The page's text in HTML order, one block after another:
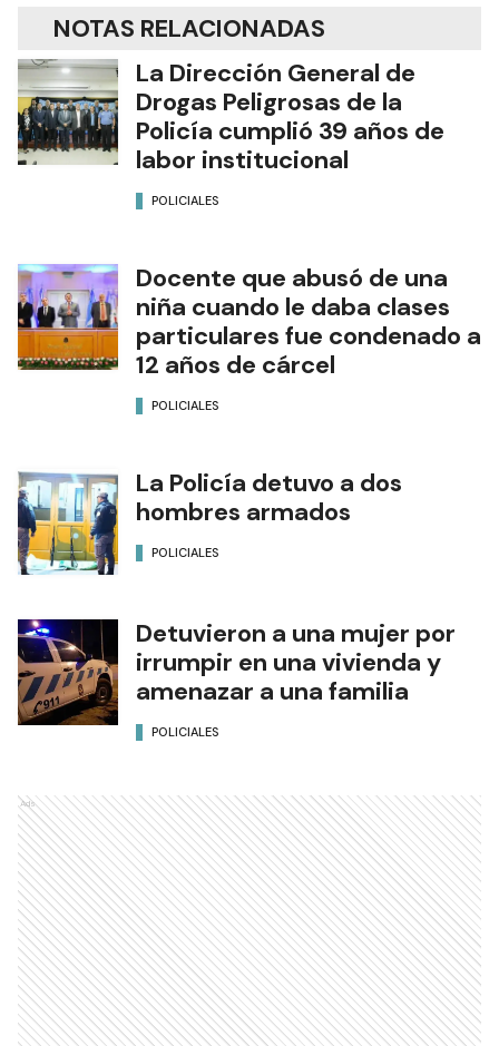
NOTAS RELACIONADAS
La Dirección General de
Drogas Peligrosas de la
Policía cumplió 39 años de
labor institucional
POLICIALES
Docente que abusó de una
niña cuando le daba clases
particulares fue condenado a
12 años de cárcel
POLICIALES
La Policía detuvo a dos
hombres armados
POLICIALES
Detuvieron a una mujer por
irrumpir en una vivienda y
amenazar a una familia
POLICIALES
Ads